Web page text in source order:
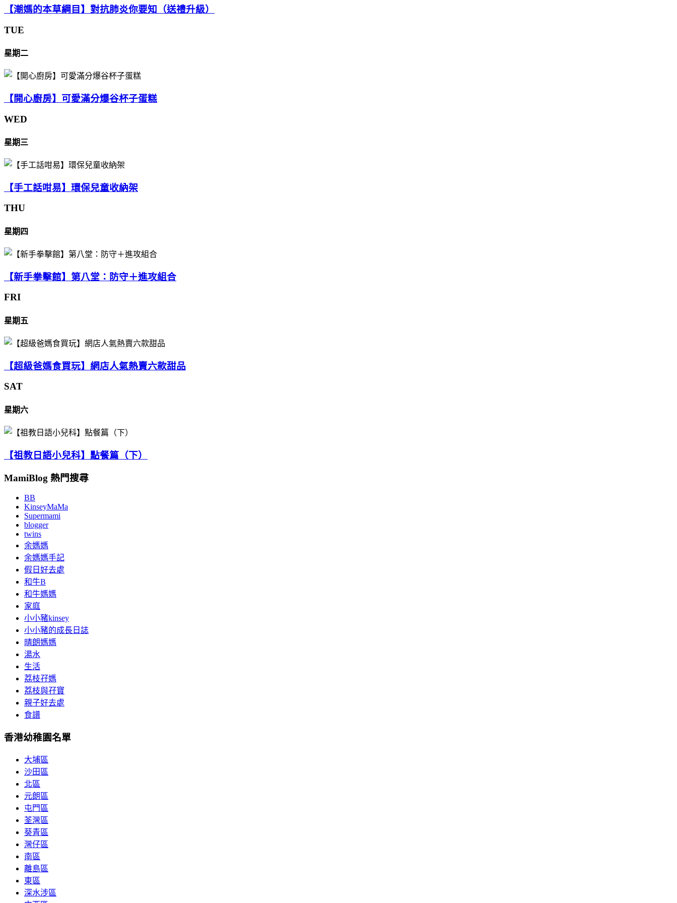
【潮媽的本草綱目】對抗肺炎你要知（送禮升級）
TUE
星期二
【開心廚房】可愛滿分爆谷杯子蛋糕
WED
星期三
【手工話咁易】環保兒童收納架
THU
星期四
【新手拳擊館】第八堂：防守＋進攻組合
FRI
星期五
【超級爸媽食買玩】網店人氣熱賣六款甜品
SAT
星期六
【祖教日語小兒科】點餐篇（下）
MamiBlog 熱門搜尋
BB
KinseyMaMa
Supermami
blogger
twins
余媽媽
余媽媽手記
假日好去處
和牛B
和牛媽媽
家庭
小小豬kinsey
小小豬的成長日誌
晴朗媽媽
湯水
生活
荔枝孖媽
荔枝與孖寶
親子好去處
食譜
香港幼稚園名單
大埔區
沙田區
北區
元朗區
屯門區
荃灣區
葵青區
灣仔區
南區
離島區
東區
深水涉區